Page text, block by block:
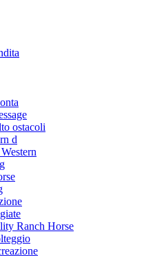
ostacoli
d
Ranch Horse